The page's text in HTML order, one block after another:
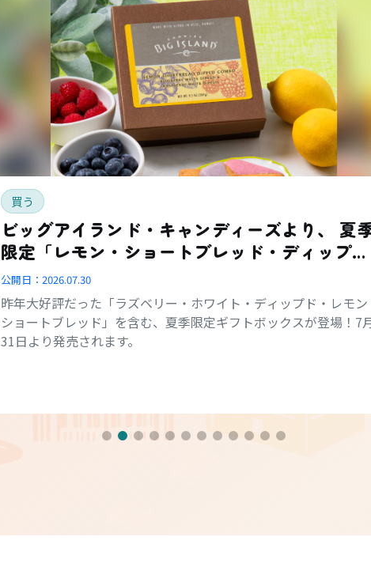
買う
ビッグアイランド・キャンディーズより、 夏季
限定「レモン・ショートブレッド・ディップ
ド・コンボ・ボックス」登場
公開日： 2026.07.30
昨年大好評だった「ラズベリー・ホワイト・ディップド・レモ
ショートブレッド」を含む、夏季限定ギフトボックスが登場！7
31日より発売されます。